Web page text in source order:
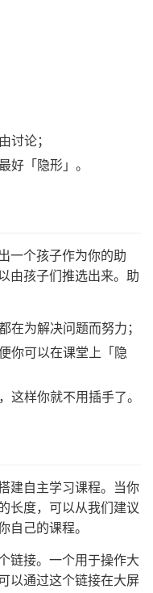
讨论；
好「隐形」。
一个孩子作为你的助
由孩子们推选出来。助
在为解决问题而努力；
你可以在课堂上「隐
这样你就不用插手了。
建自主学习课程。当你
长度，可以从我们建议
自己的课程。
链接。一个用于操作大
以通过这个链接在大屏